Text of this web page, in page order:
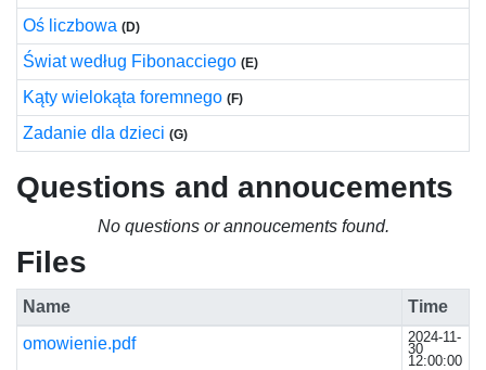
Oś liczbowa (D)
Świat według Fibonacciego (E)
Kąty wielokąta foremnego (F)
Zadanie dla dzieci (G)
Questions and annoucements
No questions or annoucements found.
Files
Name
Time
omowienie.pdf
2024-11-
30
12:00:00